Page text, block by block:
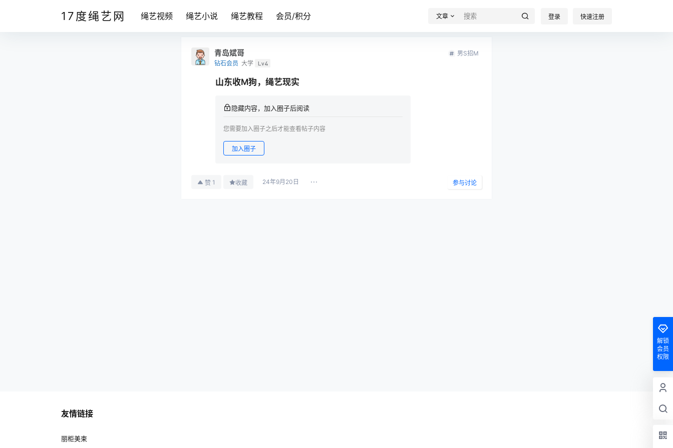
17度绳艺网 绳艺视频 绳艺小说 绳艺教程 会员/积分 文章 登录 快速注册
青岛斌哥
钻石会员 大学 Lv4
男S招M
山东收M狗，绳艺现实
隐藏内容，加入圈子后阅读
您需要加入圈子之后才能查看帖子内容
加入圈子
赞 1 收藏 24年9月20日 参与讨论
解锁
会员
权限
友情链接
丽柜美束